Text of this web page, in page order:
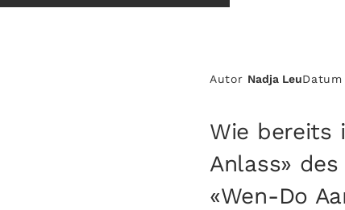
Autor Nadja LeuDatum
Wie bereits
Anlass»
«Wen-Do